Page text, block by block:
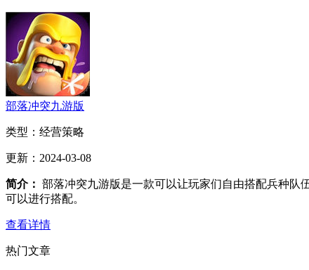
部落冲突九游版
类型： 经营策略
更新： 2024-03-08
简介： 部落冲突九游版是一款可以让玩家们自由搭配兵种队
可以进行搭配。
查看详情
热门文章